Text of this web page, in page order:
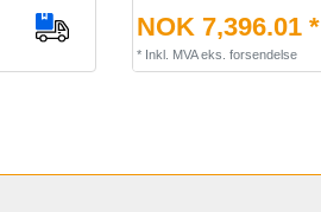
NOK 7,396.01 *
* Inkl. MVAeks. forsendelse